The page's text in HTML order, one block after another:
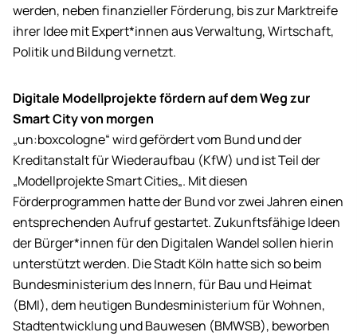
werden, neben finanzieller Förderung, bis zur Marktreife
ihrer Idee mit Expert*innen aus Verwaltung, Wirtschaft,
Politik und Bildung vernetzt.
Digitale Modellprojekte fördern auf dem Weg zur
Smart City von morgen
„un:boxcologne“ wird gefördert vom Bund und der
Kreditanstalt für Wiederaufbau (KfW) und ist Teil der
„ModellprojekteSmart Cities„. Mit diesen
Förderprogrammen hatte der Bund vor zwei Jahren einen
entsprechenden Aufruf gestartet. Zukunftsfähige Ideen
der Bürger*innen für den Digitalen Wandel sollen hierin
unterstützt werden. Die Stadt Köln hatte sich so beim
Bundesministerium des Innern, für Bau und Heimat
(BMI), dem heutigen Bundesministerium für Wohnen,
Stadtentwicklung und Bauwesen (BMWSB), beworben